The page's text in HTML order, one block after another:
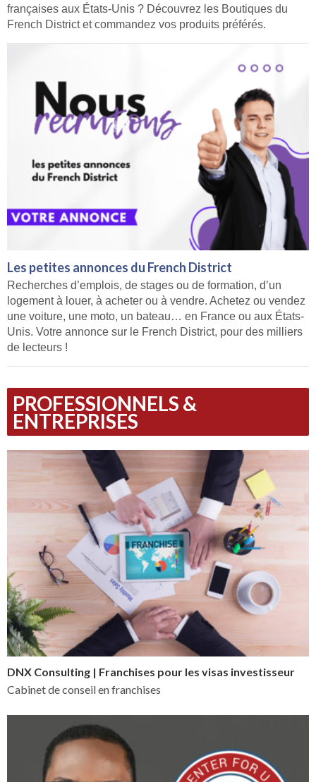
françaises aux États-Unis ? Découvrez les Boutiques du
French District et commandez vos produits préférés.
Les petites annonces du French District
Recherches d’emplois, de stages ou de formation, d’un
logement à louer, à acheter ou à vendre. Achetez ou vendez
une voiture, une moto, un bateau… en France ou aux États-
Unis. Votre annonce sur le French District, pour des milliers
de lecteurs !
PROFESSIONNELS &
ENTREPRISES
DNX Consulting | Franchises pour les visas investisseur
Cabinet de conseil en franchises